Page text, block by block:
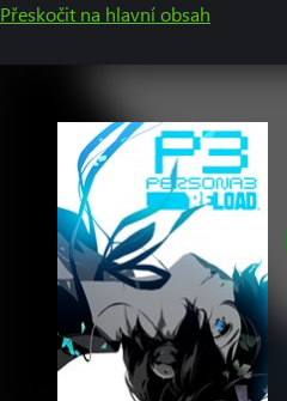
Přeskočit na hlavní obsah